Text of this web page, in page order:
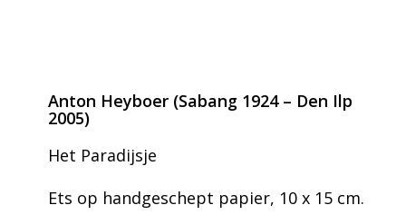
Anton Heyboer (Sabang 1924 – Den Ilp
2005)
Het Paradijsje
Ets op handgeschept papier, 10 x 15 cm.